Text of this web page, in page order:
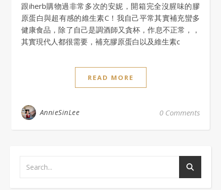
跟iherb購物過非常多次的安妮，開箱完全沒腥味的膠
原蛋白與超有感的維生素C！我自己平常其實補充蠻多
健康食品，除了自己是調酒師又貪杯，作息不正常，，
其實現代人都很需要，補充膠原蛋白以及維生素c
READ MORE
AnnieSinLee 0 Comments